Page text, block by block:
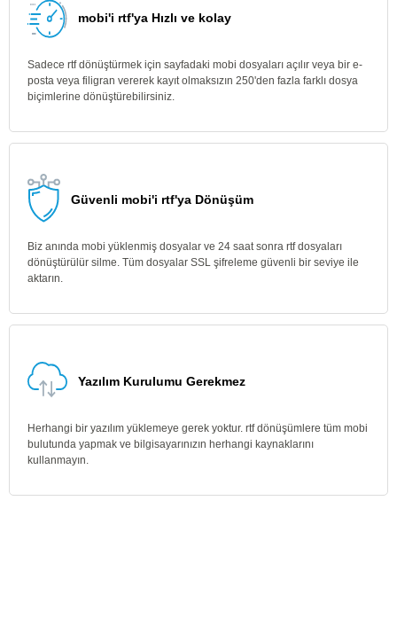
mobi'i rtf'ya Hızlı ve kolay
Sadece rtf dönüştürmek için sayfadaki mobi dosyaları açılır veya bir e-
posta veya filigran vererek kayıt olmaksızın 250'den fazla farklı dosya
biçimlerine dönüştürebilirsiniz.
Güvenli mobi'i rtf'ya Dönüşüm
Biz anında mobi yüklenmiş dosyalar ve 24 saat sonra rtf dosyaları
dönüştürülür silme. Tüm dosyalar SSL şifreleme güvenli bir seviye ile
aktarın.
Yazılım Kurulumu Gerekmez
Herhangi bir yazılım yüklemeye gerek yoktur. rtf dönüşümlere tüm mobi
bulutunda yapmak ve bilgisayarınızın herhangi kaynaklarını
kullanmayın.